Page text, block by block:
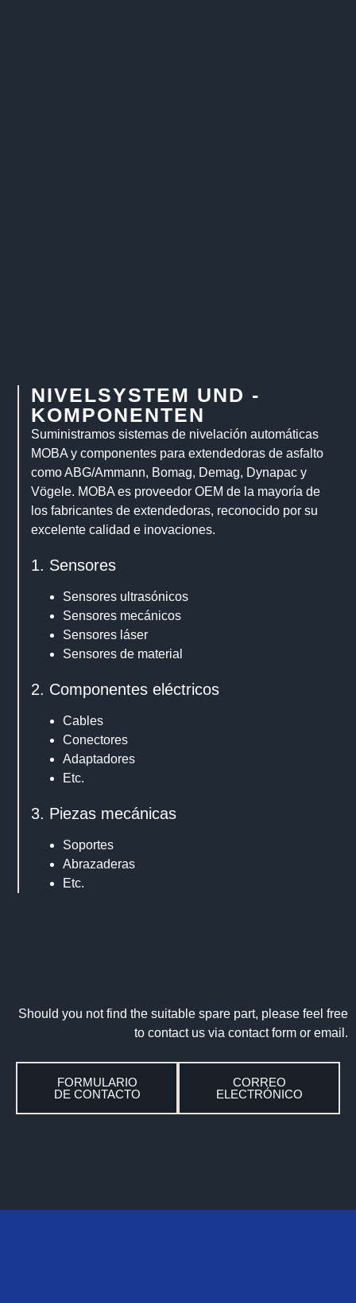
NIVELSYSTEM UND -
KOMPONENTEN
Suministramos sistemas de nivelación automáticas
MOBA y componentes para extendedoras de asfalto
como ABG/Ammann, Bomag, Demag, Dynapac y
Vögele. MOBA es proveedor OEM de la mayoría de
los fabricantes de extendedoras, reconocido por su
excelente calidad e inovaciones.
1. Sensores
Sensores ultrasónicos
Sensores mecánicos
Sensores láser
Sensores de material
2. Componentes eléctricos
Cables
Conectores
Adaptadores
Etc.
3. Piezas mecánicas
Soportes
Abrazaderas
Etc.
Should you not find the suitable spare part, please feel free
to contact us via contact form or email.
CORREO
ELECTRÓNICO
FORMULARIO
DE CONTACTO